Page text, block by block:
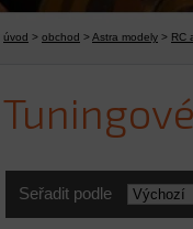
úvod > obchod >Astra modely > RC
Seřadit podle